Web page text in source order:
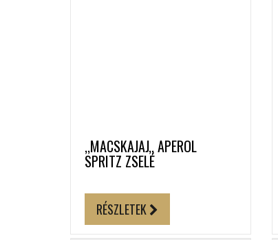
,,MACSKAJAJ,, APEROL
SPRITZ ZSELÉ
RÉSZLETEK